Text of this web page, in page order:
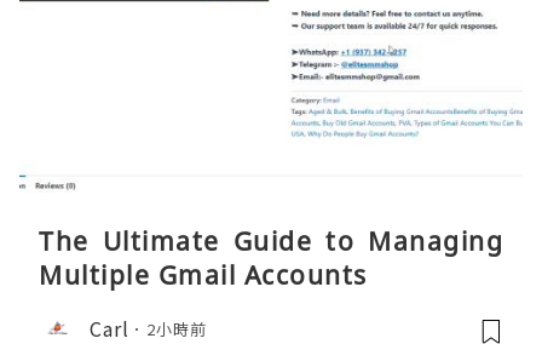
The Ultimate Guide to Managing
Multiple Gmail Accounts
Carl 2小時前